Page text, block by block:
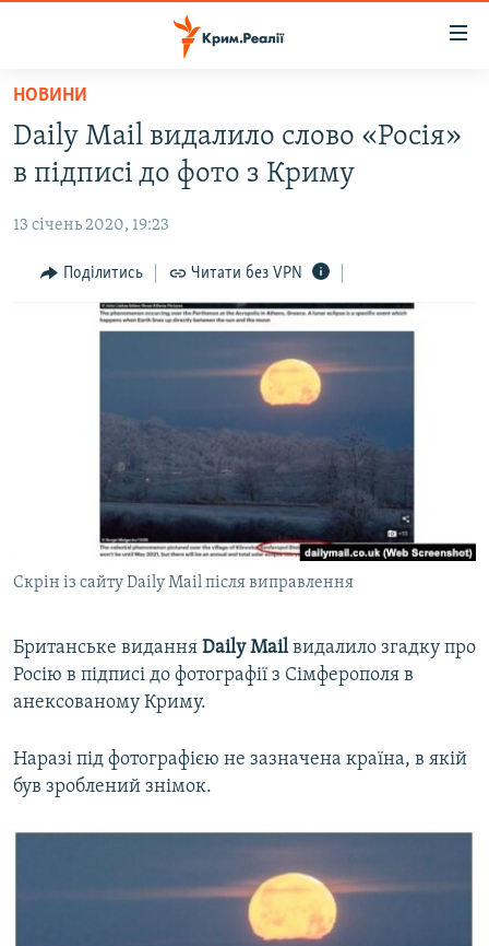
Перейти
основного
матеріалу
до
навігації
НОВИНИ
ВОДА.КРИМ
ПОЛІТИКА
БЛОГИ
СПЕЦПРОЕКТИ
ДЕПОРТАЦІЯ
ВІДЕОУРОКИ «ELIFBE»
СВІДЧЕННЯ ОКУПАЦІЇ
УКРАЇНСЬКА ПРОБЛЕМА КРИМУ
ЯК ОБІЙТИ БЛОКУВАННЯ
НОВИНИ
Daily Mail видалило слово «Росія»
в підписі до фото з Криму
13 січень 2020, 19:23
Поділитись Читати без VPN
Скрін із сайту Daily Mail після виправлення
Британське видання Daily Mailвидалило згадку про
Росію в підписі до фотографії з Сімферополя в
анексованому Криму.
Наразі під фотографією не зазначена країна, в якій
був зроблений знімок.